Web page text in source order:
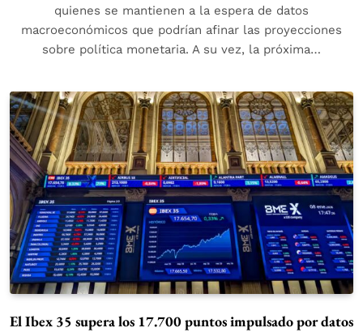
quienes se mantienen a la espera de datos
macroeconómicos que podrían afinar las proyecciones
sobre política monetaria. A su vez, la próxima…
El Ibex 35 supera los 17.700 puntos impulsado por datos